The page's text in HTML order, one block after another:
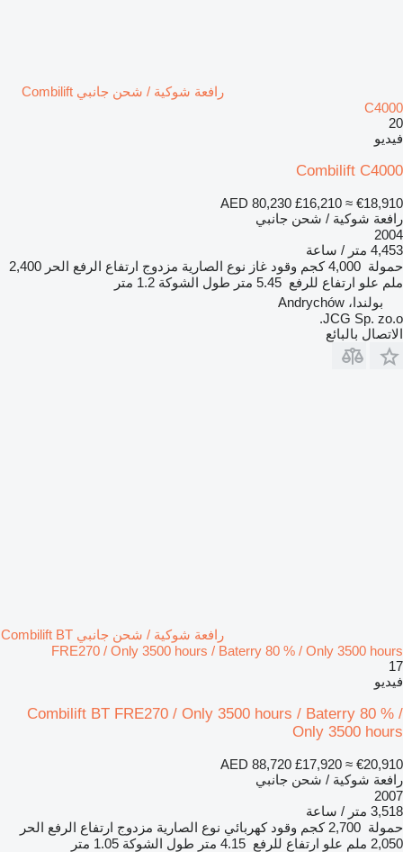
رافعة شوكية / شحن جانبي Combilift
C4000
20
فيديو
Combilift C4000
AED 80,230 £16,210 ≈ €18,910
رافعة شوكية / شحن جانبي
2004
4,453 متر / ساعة
حمولة 4,000 كجم وقود غاز نوع الصارية مزدوج ارتفاع الرفع الحر 2,400
ملم علو ارتفاع للرفع 5.45 متر طول الشوكة 1.2 متر
بولندا، Andrychów
JCG Sp. zo.o.
الاتصال بالبائع
رافعة شوكية / شحن جانبي Combilift BT
FRE270 / Only 3500 hours / Baterry 80 % / Only 3500 hours
17
فيديو
Combilift BT FRE270 / Only 3500 hours / Baterry 80 % /
Only 3500 hours
AED 88,720 £17,920 ≈ €20,910
رافعة شوكية / شحن جانبي
2007
3,518 متر / ساعة
حمولة 2,700 كجم وقود كهربائي نوع الصارية مزدوج ارتفاع الرفع الحر
2,050 ملم
علو ارتفاع للرفع 4.15 متر طول الشوكة 1.05 متر